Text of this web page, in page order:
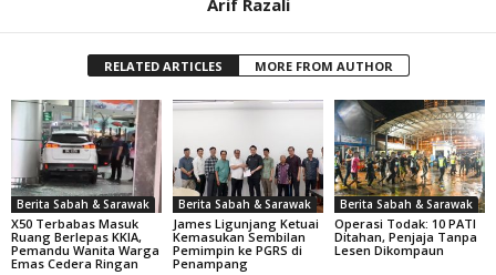
Arif Razali
RELATED ARTICLES MORE FROM AUTHOR
Berita Sabah & Sarawak
X50 Terbabas Masuk
Ruang Berlepas KKIA,
Pemandu Wanita Warga
Emas Cedera Ringan
Berita Sabah & Sarawak
James Ligunjang Ketuai
Kemasukan Sembilan
Pemimpin ke PGRS di
Penampang
Berita Sabah & Sarawak
Operasi Todak: 10 PATI
Ditahan, Penjaja Tanpa
Lesen Dikompaun